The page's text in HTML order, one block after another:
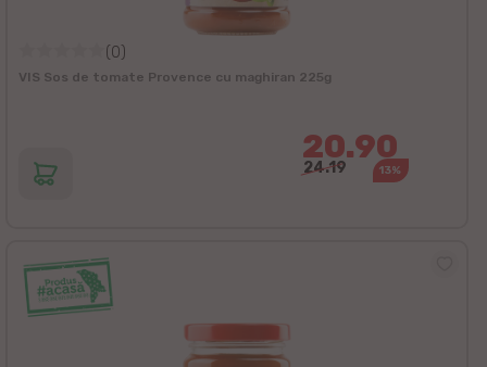
(0)
VIS Sos de tomate Provence cu maghiran 225g
20.90
24.19 13%